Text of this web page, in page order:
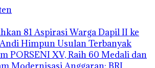
81 Aspirasi Warga Dapil II ke
Himpun Usulan Terbanyak
PORSENI XV, Raih 60 Medali dan